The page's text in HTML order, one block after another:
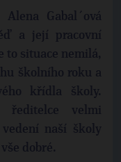
Gabal´ová
a její pracovní
to situace nemilá,
školního roku a
křídla školy.
ředitelce velmi
naší školy
dobré.